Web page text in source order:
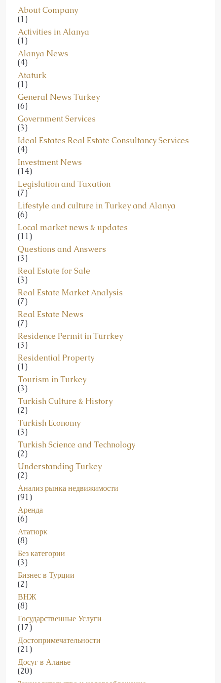
(1)
Activities in Alanya
(1)
Alanya News
(4)
Ataturk
(1)
General News Turkey
(6)
Government Services
(3)
Ideal Estates Real Estate Consultancy Services
(4)
Investment News
(14)
Legislation and Taxation
(7)
Lifestyle and culture in Turkey and Alanya
(6)
Local market news & updates
(11)
Questions and Answers
(3)
Real Estate for Sale
(3)
Real Estate Market Analysis
(7)
Real Estate News
(7)
Residence Permit in Turrkey
(3)
Residential Property
(1)
Tourism in Turkey
(3)
Turkish Culture & History
(2)
Turkish Economy
(3)
Turkish Science and Technology
(2)
Understanding Turkey
(2)
Анализ рынка недвижимости
(91)
Аренда
(6)
Ататюрк
(8)
Без категории
(3)
Бизнес в Турции
(2)
ВНЖ
(8)
Государственные Услуги
(17)
Достопримечательности
(21)
Досуг в Аланье
(20)
Законодательство и налогообложение
(63)